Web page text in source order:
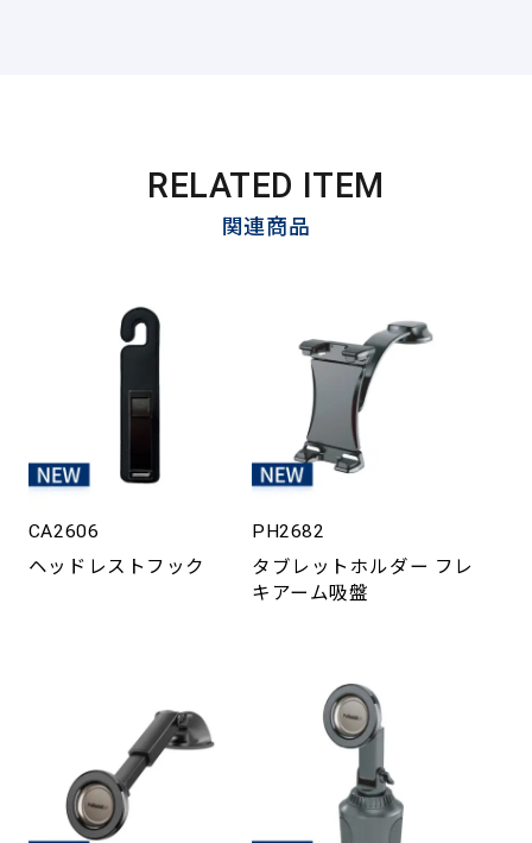
RELATED ITEM
関連商品
CA2606
ヘッドレストフック
PH2682
タブレットホルダー フレ
キアーム吸盤